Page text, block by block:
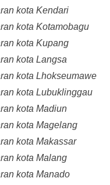
kota Kendari
kota Kotamobagu
kota Kupang
kota Langsa
kota Lhokseumawe
kota Lubuklinggau
kota Madiun
kota Magelang
kota Makassar
kota Malang
kota Manado